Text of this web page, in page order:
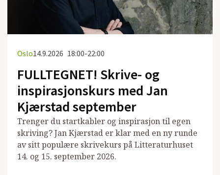
Oslo14.9.2026 18:00-22:00
FULLTEGNET! Skrive- og
inspirasjonskurs med Jan
Kjærstad september
Trenger du startkabler og inspirasjon til egen
skriving? Jan Kjærstad er klar med en ny runde
av sitt populære skrivekurs på Litteraturhuset
14. og 15. september 2026.